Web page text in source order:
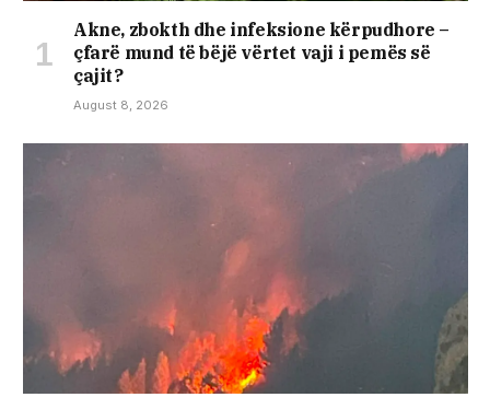
Akne, zbokth dhe infeksione kërpudhore –
çfarë mund të bëjë vërtet vaji i pemës së
çajit?
August 8, 2026